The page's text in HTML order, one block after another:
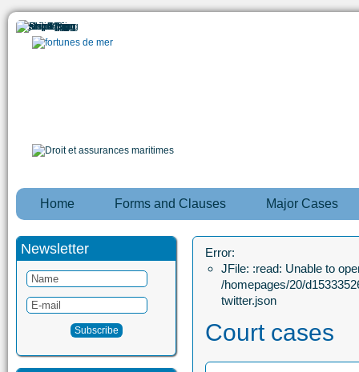
Home Forms and Clauses Major Cases
Newsletter
Error:
JFile: :read: Unable to
/homepages/20/
twitter.json
Court cases